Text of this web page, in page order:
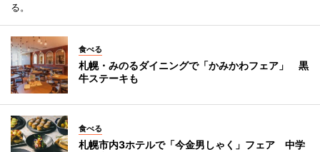
る。
食べる
札幌・みのるダイニングで「かみかわフェア」 黒
牛ステーキも
食べる
札幌市内3ホテルで「今金男しゃく」フェア 中学